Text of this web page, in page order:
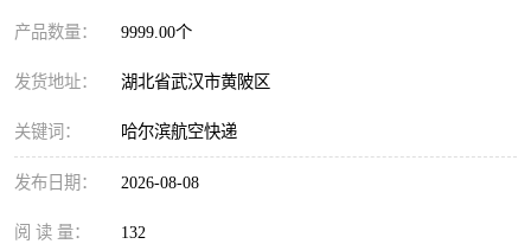
产品数量： 9999.00个
发货地址： 湖北省武汉市黄陂区
关键词： 哈尔滨航空快递
发布日期： 2026-08-08
阅 读 量： 132